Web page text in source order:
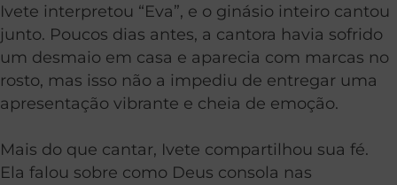
Ivete interpretou “Eva”, e o ginásio inteiro cantou
junto. Poucos dias antes, a cantora havia sofrido
um desmaio em casa e aparecia com marcas no
rosto, mas isso não a impediu de entregar uma
apresentação vibrante e cheia de emoção.
Mais do que cantar, Ivete compartilhou sua fé.
Ela falou sobre como Deus consola nas